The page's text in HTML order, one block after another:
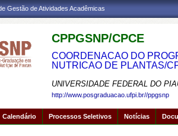
Gestão de Atividades Acadêmicas
CPPGSNP/CPCE
COORDENACAO DO
NUTRICAO DE PLANTAS/
UNIVERSIDADE FEDERAL DO
http://www.posgraduacao.ufpi.br//ppgsnp
Calendário Processos Seletivos Notícias